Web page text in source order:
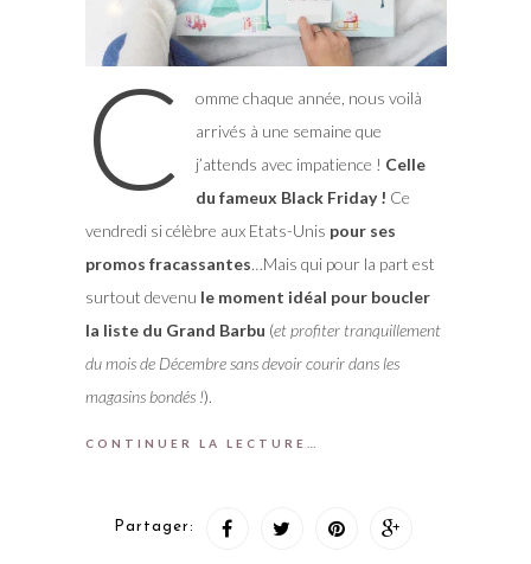
C
omme chaque année, nous voilà
arrivés à une semaine que
j’attends avec impatience ! Celle
du fameux Black Friday ! Ce
vendredi si célèbre aux Etats-Unis pour ses
promos fracassantes…Mais qui pour la part est
surtout devenu le moment idéal pour boucler
la liste du Grand Barbu (et profiter tranquillement
du mois de Décembre sans devoir courir dans les
magasins bondés !).
CONTINUER LA LECTURE…
Partager: